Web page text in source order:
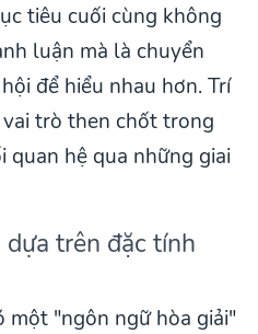
tiêu cuối cùng không
luận mà là chuyển
để hiểu nhau hơn. Trí
trò then chốt trong
quan hệ qua những giai
trên đặc tính
một "ngôn ngữ hòa giải"